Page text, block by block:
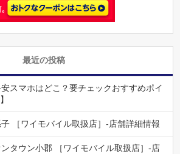
最近の投稿
スマホはどこ？要チェックおすすめポイ
［ワイモバイル取扱店］-店舗詳細情報
タウン小郡 ［ワイモバイル取扱店］-店